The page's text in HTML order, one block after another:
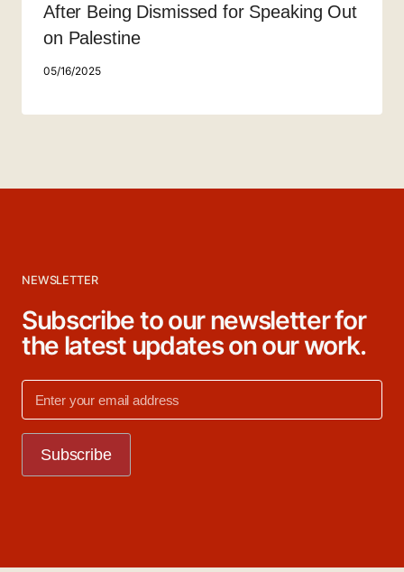
After Being Dismissed for Speaking Out
on Palestine
05/16/2025
NEWSLETTER
Subscribe to our newsletter for
the latest updates on our work.